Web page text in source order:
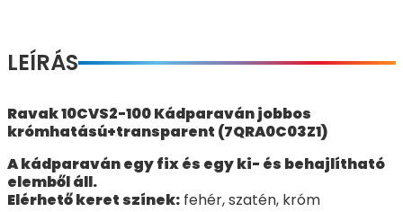
LEÍRÁS
Ravak 10CVS2-100 Kádparaván jobbos
krómhatású+transparent (7QRA0C03Z1)
A kádparaván egy fix és egy ki- és behajlítható
elemből áll.
Elérhető keret színek: fehér, szatén, króm